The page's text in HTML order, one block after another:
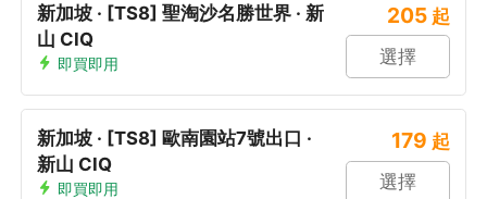
新加坡 · [TS8] 聖淘沙名勝世界 · 新
山 CIQ
即買即用
205 起
選擇
新加坡 · [TS8] 歐南園站7號出口 ·
新山 CIQ
即買即用
179 起
選擇